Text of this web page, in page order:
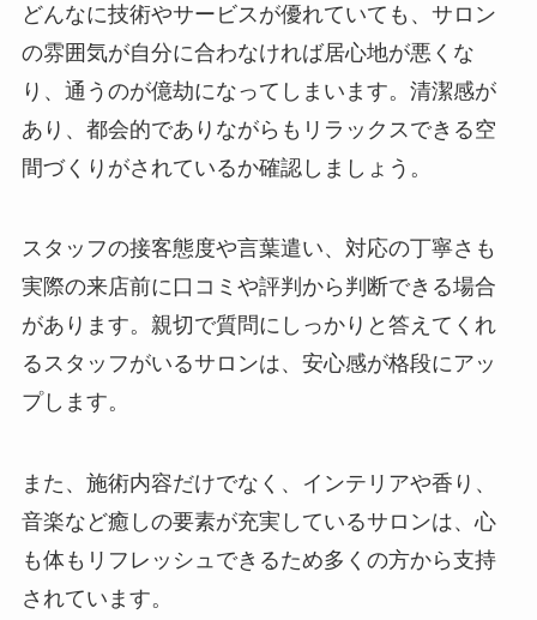
どんなに技術やサービスが優れていても、サロン
の雰囲気が自分に合わなければ居心地が悪くな
り、通うのが億劫になってしまいます。清潔感が
あり、都会的でありながらもリラックスできる空
間づくりがされているか確認しましょう。
スタッフの接客態度や言葉遣い、対応の丁寧さも
実際の来店前に口コミや評判から判断できる場合
があります。親切で質問にしっかりと答えてくれ
るスタッフがいるサロンは、安心感が格段にアッ
プします。
また、施術内容だけでなく、インテリアや香り、
音楽など癒しの要素が充実しているサロンは、心
も体もリフレッシュできるため多くの方から支持
されています。